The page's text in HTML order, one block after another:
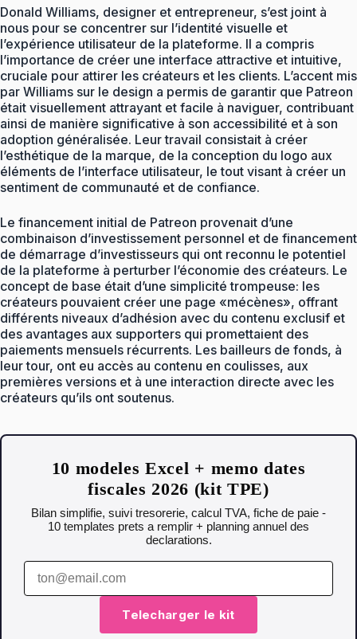
Donald Williams, designer et entrepreneur, s’est joint à
nous pour se concentrer sur l’identité visuelle et
l’expérience utilisateur de la plateforme. Il a compris
l’importance de créer une interface attractive et intuitive,
cruciale pour attirer les créateurs et les clients. L’accent mis
par Williams sur le design a permis de garantir que Patreon
était visuellement attrayant et facile à naviguer, contribuant
ainsi de manière significative à son accessibilité et à son
adoption généralisée. Leur travail consistait à créer
l’esthétique de la marque, de la conception du logo aux
éléments de l’interface utilisateur, le tout visant à créer un
sentiment de communauté et de confiance.
Le financement initial de Patreon provenait d’une
combinaison d’investissement personnel et de financement
de démarrage d’investisseurs qui ont reconnu le potentiel
de la plateforme à perturber l’économie des créateurs. Le
concept de base était d’une simplicité trompeuse: les
créateurs pouvaient créer une page «mécènes», offrant
différents niveaux d’adhésion avec du contenu exclusif et
des avantages aux supporters qui promettaient des
paiements mensuels récurrents. Les bailleurs de fonds, à
leur tour, ont eu accès au contenu en coulisses, aux
premières versions et à une interaction directe avec les
créateurs qu’ils ont soutenus.
10 modeles Excel + memo dates
fiscales 2026 (kit TPE)
Bilan simplifie, suivi tresorerie, calcul TVA, fiche de paie -
10 templates prets a remplir + planning annuel des
declarations.
Telecharger le kit